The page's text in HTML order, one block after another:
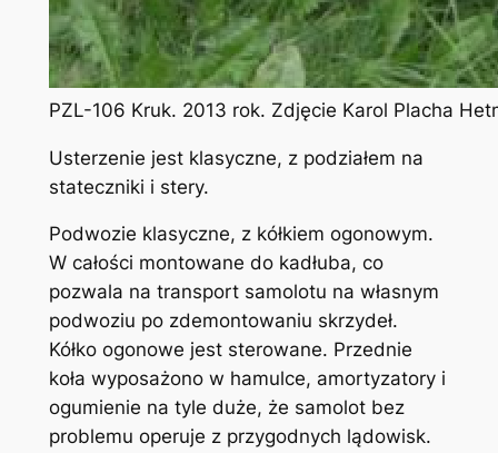
PZL-106 Kruk. 2013 rok. Zdjęcie Karol Placha
Usterzenie jest klasyczne, z podziałem na
stateczniki i stery.
Podwozie klasyczne, z kółkiem ogonowym.
W całości montowane do kadłuba, co
pozwala na transport samolotu na własnym
podwoziu po zdemontowaniu skrzydeł.
Kółko ogonowe jest sterowane. Przednie
koła wyposażono w hamulce, amortyzatory i
ogumienie na tyle duże, że samolot bez
problemu operuje z przygodnych lądowisk.